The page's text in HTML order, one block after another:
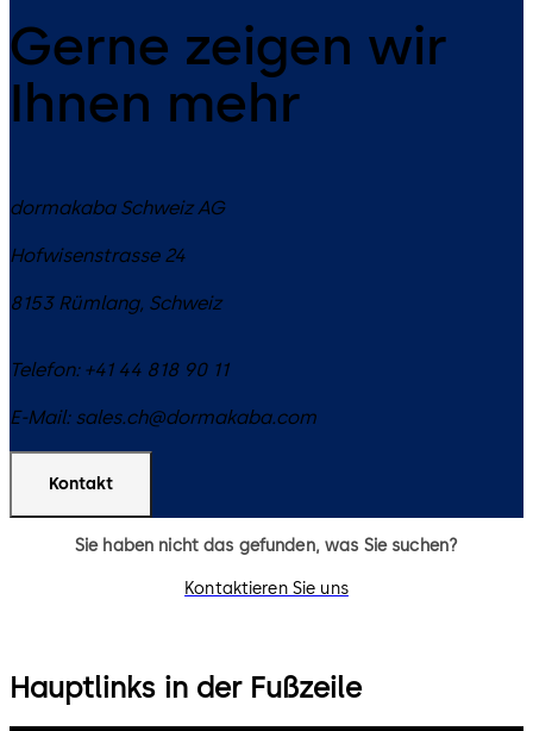
Gerne zeigen wir
Ihnen mehr
dormakaba Schweiz AG
Hofwisenstrasse 24
8153 Rümlang, Schweiz
Telefon: +41 44 818 90 11
E-Mail: sales.ch@dormakaba.com
Kontakt
Sie haben nicht das gefunden, was Sie suchen?
Kontaktieren Sie uns
Hauptlinks in der Fußzeile